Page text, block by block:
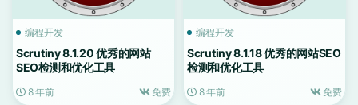
编程开发
Scrutiny 8.1.20 优秀的网站
SEO检测和优化工具
8 年前 免费
编程开发
Scrutiny 8.1.18 优秀的网站SEO
检测和优化工具
8 年前 免费